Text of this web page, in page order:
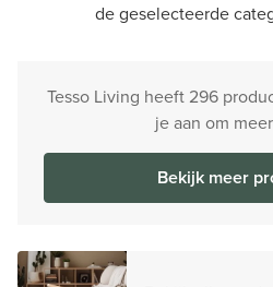
de geselecteerde
Tesso Living heeft 296
je aan om
Bekijk meer